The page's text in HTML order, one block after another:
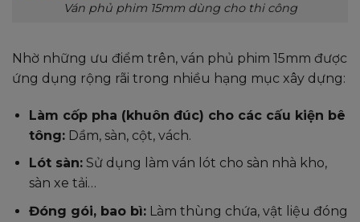
Ván phủ phim 15mm dùng cho thi công
Nhờ những ưu điểm trên, ván phủ phim 15mm được
ứng dụng rộng rãi trong nhiều hạng mục xây dựng:
Làm cốp pha (khuôn đúc) cho các cấu kiện bê
tông:Dầm, sàn, cột, vách.
Lót sàn:Sử dụng làm ván lót cho sàn nhà kho,
sàn xe tải…
Đóng gói, bao bì:Làm thùng chứa, vật liệu đóng